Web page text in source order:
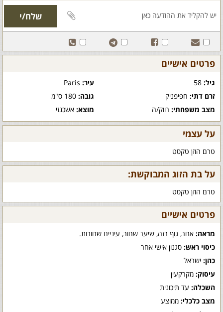
פרטים אישיים
גיל: עיר:Paris
זרם דתי: חפיפניק גובה:180 ס"מ
מצב משפחתי: רווק/ה מוצא:אשכנזי
על עצמי
טרם הוזן טקסט
על בת הזוג המבוקשת:
טרם הוזן טקסט
פרטים אישיים
מראה: אחר, גוף רזה, שיער שחור, עיניים שחורות.
כיסוי ראש: סגנון אישי אחר
כהן: ישראל
עיסוק: מקרקעין
השכלה: עד תיכונית
מצב כלכלי: ממוצע